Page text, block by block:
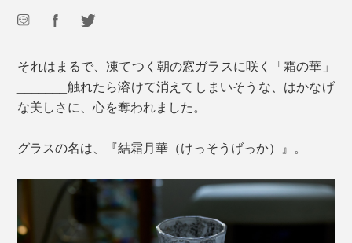
それはまるで、凍てつく朝の窓ガラスに咲く「霜の華」
_______触れたら溶けて消えてしまいそうな、はかなげ
な美しさに、心を奪われました。
グラスの名は、『結霜月華（けっそうげっか）』。